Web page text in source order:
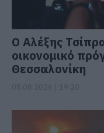
Ο Αλέξης
οικονομικό
Θεσσαλονίκη